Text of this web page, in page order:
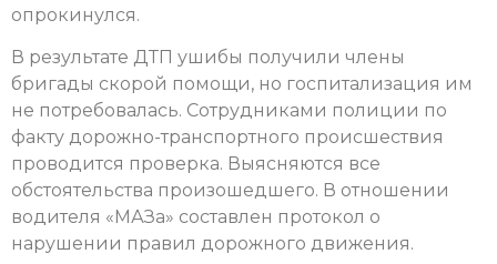
опрокинулся.
В результате ДТП ушибы получили члены
бригады скорой помощи, но госпитализация им
не потребовалась. Сотрудниками полиции по
факту дорожно-транспортного происшествия
проводится проверка. Выясняются все
обстоятельства произошедшего. В отношении
водителя «МАЗа» составлен протокол о
нарушении правил дорожного движения.